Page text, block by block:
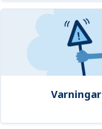
Varningar